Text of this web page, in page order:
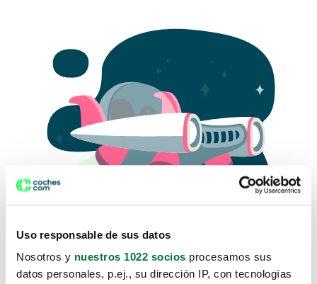
Uso responsable de sus datos
Nosotros y nuestros 1022 socios procesamos sus
datos personales, p.ej., su dirección IP, con tecnologías